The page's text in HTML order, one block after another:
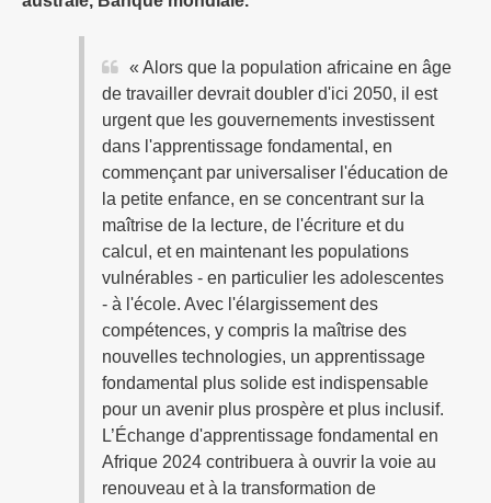
« Alors que la population africaine en âge
de travailler devrait doubler d'ici 2050, il est
urgent que les gouvernements investissent
dans l'apprentissage fondamental, en
commençant par universaliser l'éducation de
la petite enfance, en se concentrant sur la
maîtrise de la lecture, de l'écriture et du
calcul, et en maintenant les populations
vulnérables - en particulier les adolescentes
- à l'école. Avec l'élargissement des
compétences, y compris la maîtrise des
nouvelles technologies, un apprentissage
fondamental plus solide est indispensable
pour un avenir plus prospère et plus inclusif.
L’Échange d'apprentissage fondamental en
Afrique 2024 contribuera à ouvrir la voie au
renouveau et à la transformation de